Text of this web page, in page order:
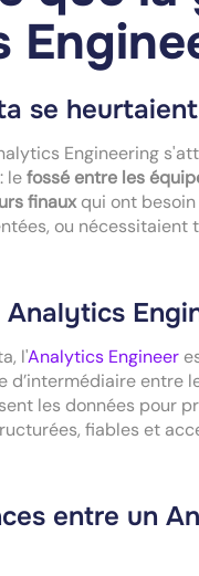
se
Engineering
lefossé entre les
finauxqui ont besoin
ou
Analytics
l'Analytics Engineer
d’intermédiaire entre
les données pour
fiables et
entre un